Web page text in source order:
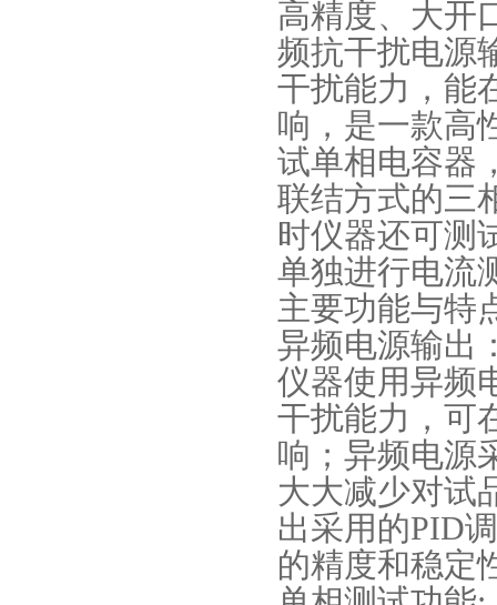
高精度、大开
频抗干扰电源
干扰能力，能
响，是一款高
试单相电容器
联结方式的三
时仪器还可测
单独进行电流
主要功能与特
异频电源输出
仪器使用异频
干扰能力，可
响；异频电源
大大减少对试
出采用的PID
的精度和稳定